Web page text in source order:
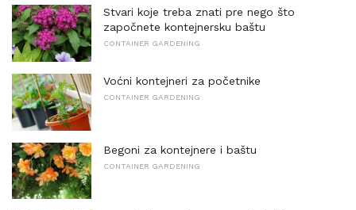
Stvari koje treba znati pre nego što
započnete kontejnersku baštu
CONTAINER GARDENING
Voćni kontejneri za početnike
CONTAINER GARDENING
Begoni za kontejnere i baštu
CONTAINER GARDENING